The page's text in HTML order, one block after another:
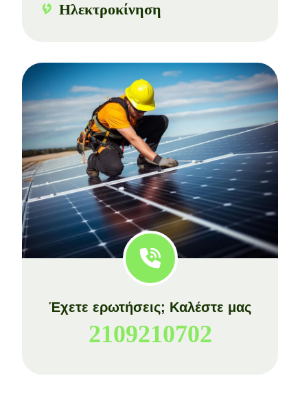
Ηλεκτροκίνηση
Έχετε ερωτήσεις; Καλέστε μας
2109210702